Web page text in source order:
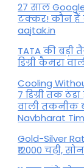
Mangala
जाएगा
व्रत, पढ़ें
27 साल
टक्कर! कौन हैं
aajtak.in
TATA की बड़ी
डिग्री कैमरा
Cooling
7 डिग्री तक
वाली तकनीक
Navbharat
Gold-Silver
₹12000 चढ़ी,